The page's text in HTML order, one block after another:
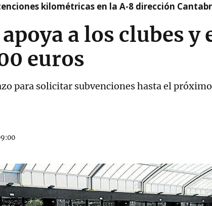
kilométricas en la A-8 dirección
a los clubes
euros
para solicitar subvenciones hasta el